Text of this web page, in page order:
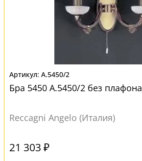
A.5450/2
Бра 5450 A.5450/2 без плафона
Reccagni Angelo (Италия)
21 303 ₽